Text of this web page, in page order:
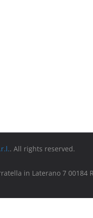
. All rights reserved.
in Laterano 7 00184